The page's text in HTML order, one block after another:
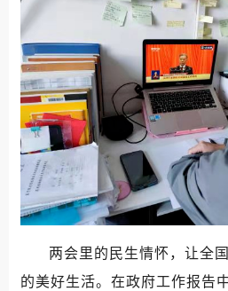
两会里的民生情怀，让全
的美好生活。在政府工作报告